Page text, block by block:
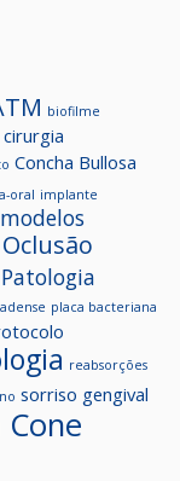
biofilme
cirurgia
Concha Bullosa
oral implante
modelos
Oclusão
Patologia
placa bacteriana
reabsorções
sorriso gengival